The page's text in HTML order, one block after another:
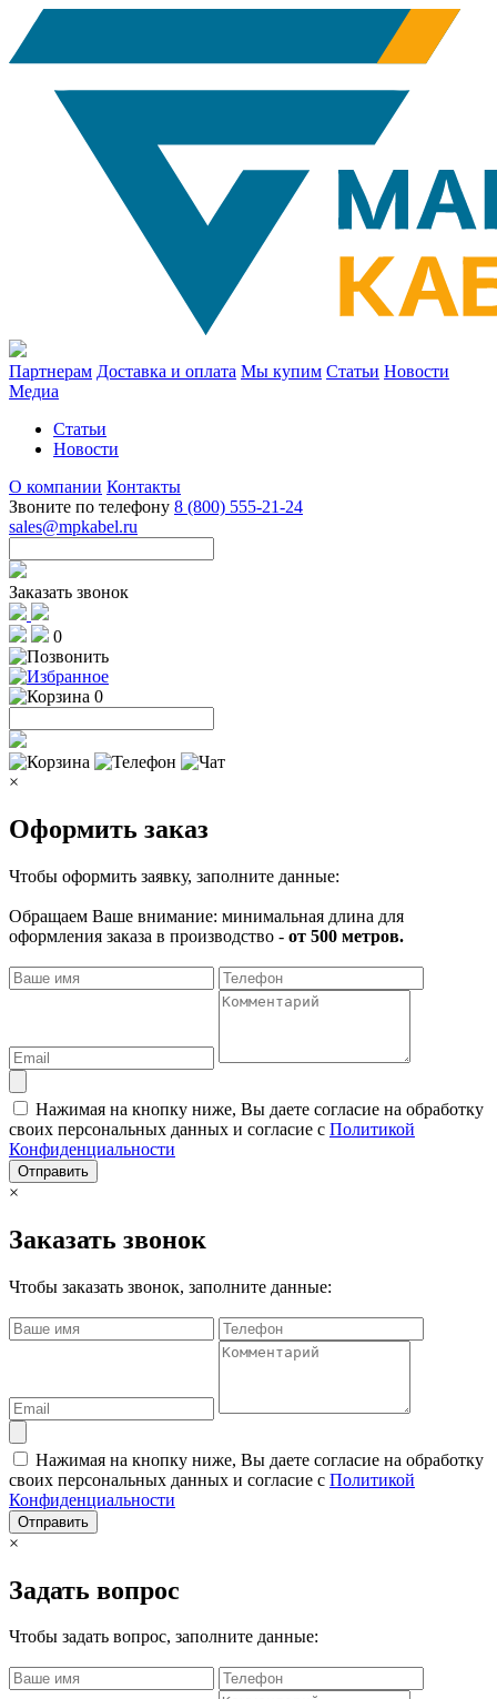
Партнерам Доставка и оплата Мы купим Статьи Новости
Медиа
Статьи
Новости
О компании Контакты
Звоните по телефону 8 (800) 555-21-24
sales@mpkabel.ru
Заказать звонок
0
0
×
Оформить заказ
Чтобы оформить заявку, заполните данные:
Обращаем Ваше внимание: минимальная длина для
оформления заказа в производство - от 500 метров.
Нажимая на кнопку ниже, Вы даете согласие на обработку
своих персональных данных и согласие с Политикой
Конфиденциальности
Отправить
×
Заказать звонок
Чтобы заказать звонок, заполните данные:
Нажимая на кнопку ниже, Вы даете согласие на обработку
своих персональных данных и согласие с Политикой
Конфиденциальности
Отправить
×
Задать вопрос
Чтобы задать вопрос, заполните данные: